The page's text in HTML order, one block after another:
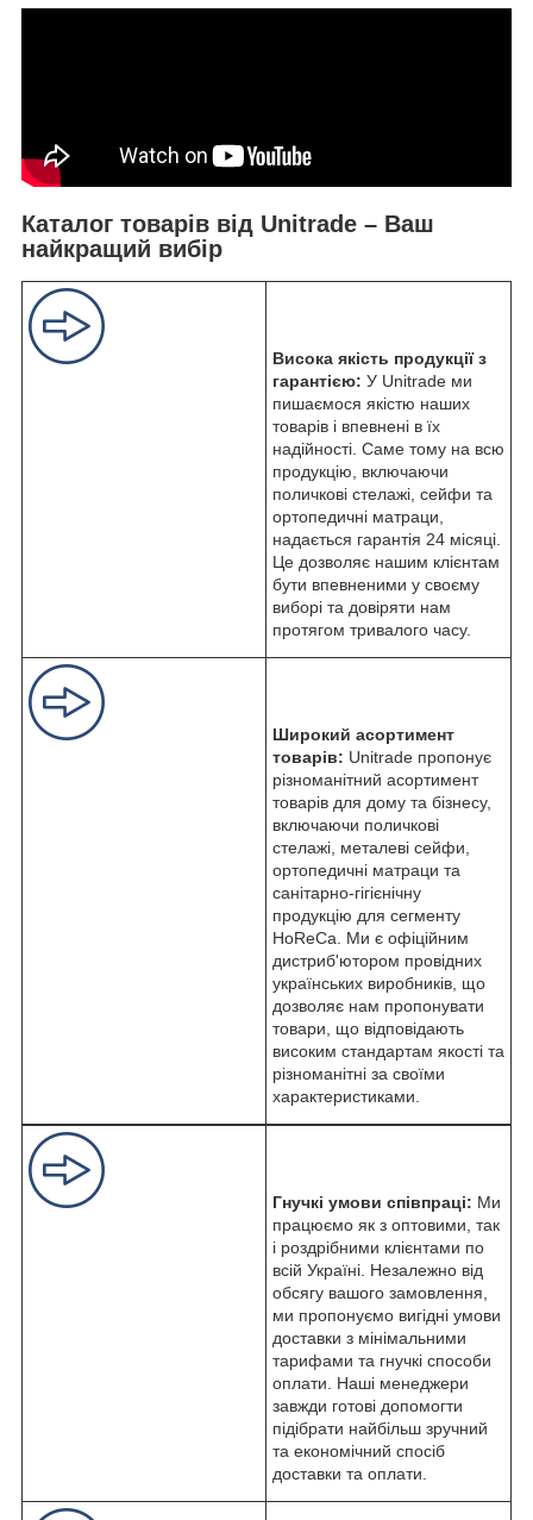
Каталог товарів від Unitrade – Ваш
найкращий вибір
Висока якість продукції з
гарантією: У Unitrade ми
пишаємося якістю наших
товарів і впевнені в їх
надійності. Саме тому на всю
продукцію, включаючи
поличкові стелажі, сейфи та
ортопедичні матраци,
надається гарантія 24 місяці.
Це дозволяє нашим клієнтам
бути впевненими у своєму
виборі та довіряти нам
протягом тривалого часу.
Широкий асортимент
товарів: Unitrade пропонує
різноманітний асортимент
товарів для дому та бізнесу,
включаючи поличкові
стелажі, металеві сейфи,
ортопедичні матраци та
санітарно-гігієнічну
продукцію для сегменту
HoReCa. Ми є офіційним
дистриб'ютором провідних
українських виробників, що
дозволяє нам пропонувати
товари, що відповідають
високим стандартам якості та
різноманітні за своїми
характеристиками.
Гнучкі умови співпраці: Ми
працюємо як з оптовими, так
і роздрібними клієнтами по
всій Україні. Незалежно від
обсягу вашого замовлення,
ми пропонуємо вигідні умови
доставки з мінімальними
тарифами та гнучкі способи
оплати. Наші менеджери
завжди готові допомогти
підібрати найбільш зручний
та економічний спосіб
доставки та оплати.